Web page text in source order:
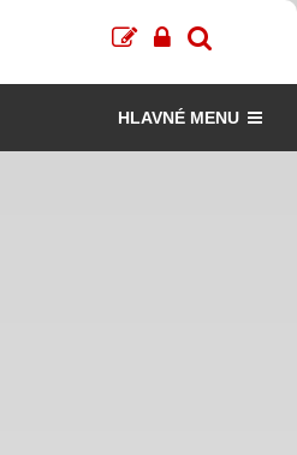
HLAVNÉ MENU